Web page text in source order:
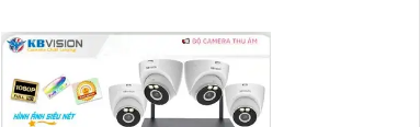
được...